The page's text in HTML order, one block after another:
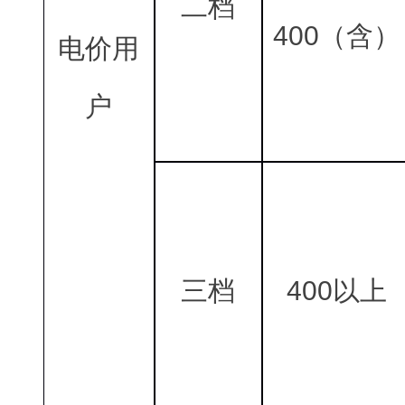
电价用
户
二档
400（含）
三档 400以上